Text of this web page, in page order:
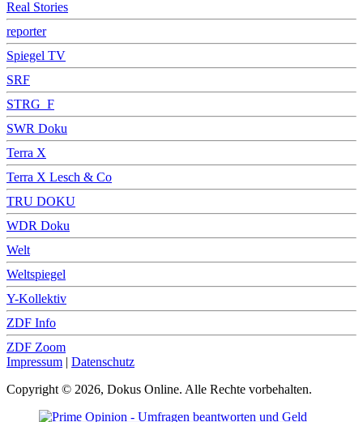
Real Stories
reporter
Spiegel TV
SRF
STRG_F
SWR Doku
Terra X
Terra X Lesch & Co
TRU DOKU
WDR Doku
Welt
Weltspiegel
Y-Kollektiv
ZDF Info
ZDF Zoom
Impressum | Datenschutz
Copyright © 2026, Dokus Online. Alle Rechte vorbehalten.